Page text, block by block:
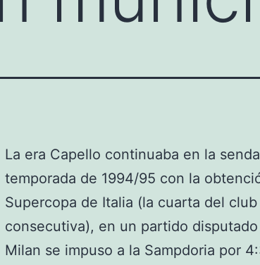
La era Capello continuaba en la
temporada de 1994/95 con la
Supercopa de Italia (la cuarta del
consecutiva), en un partido
Milan se impuso a la Sampdoria por